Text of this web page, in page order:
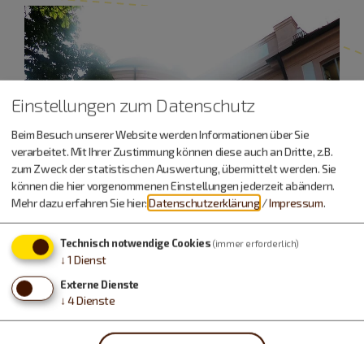
Urlaub machen, essen,
Einstellungen zum Datenschutz
Beim Besuch unserer Website werden Informationen über Sie
verarbeitet. Mit Ihrer Zustimmung können diese auch an Dritte, z.B.
zum Zweck der statistischen Auswertung, übermittelt werden. Sie
können die hier vorgenommenen Einstellungen jederzeit abändern.
Mehr dazu erfahren Sie hier:Datenschutzerklärung /Impressum.
Technisch notwendige Cookies (immer erforderlich)
↓ 1 Dienst
Externe Dienste
↓ 4Dienste